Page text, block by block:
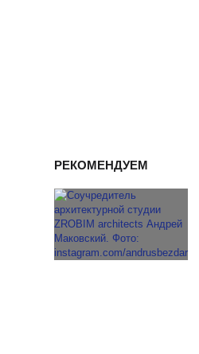
РЕКОМЕНДУЕМ